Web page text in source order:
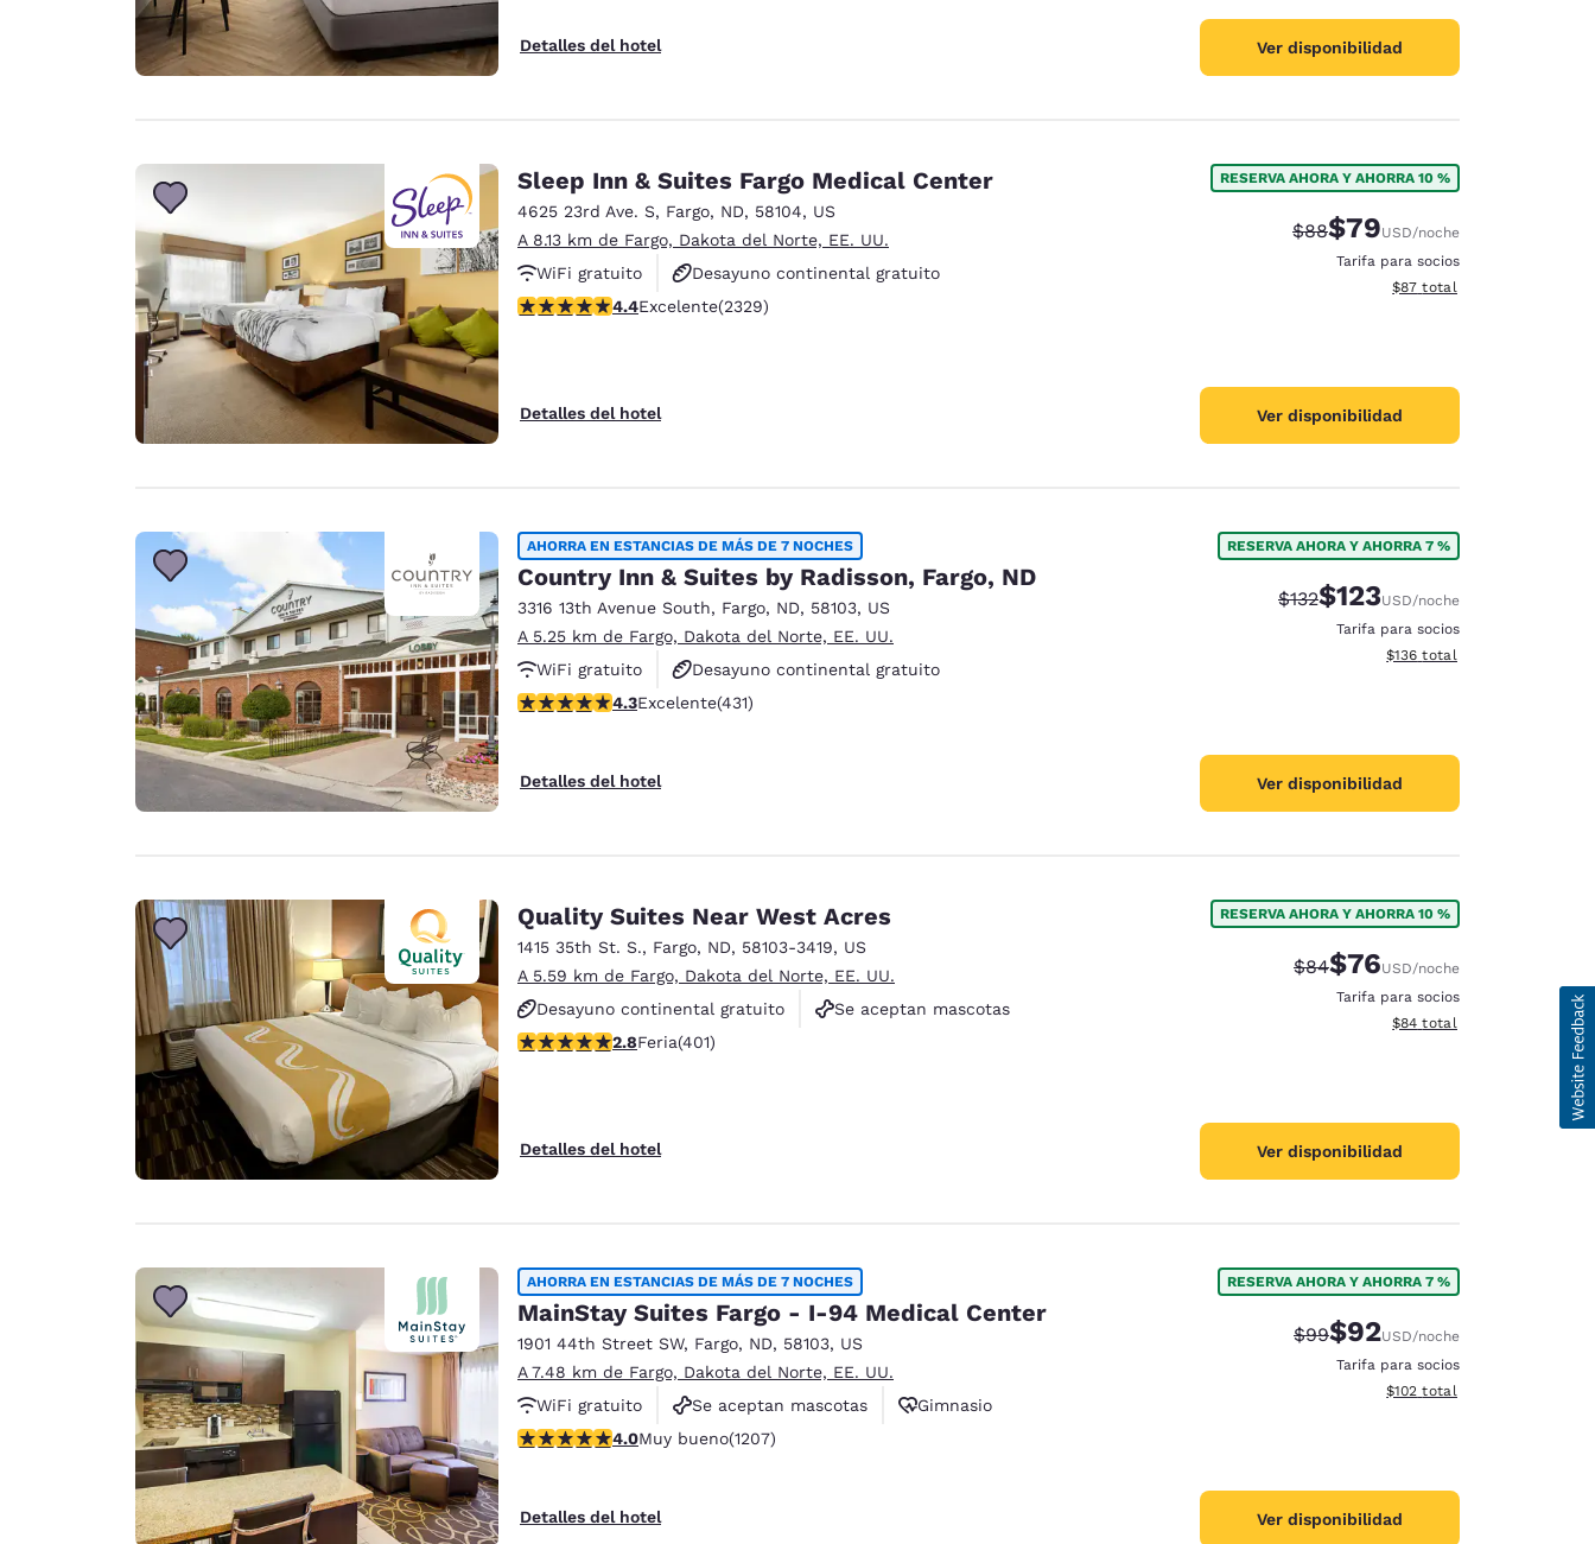
Detalles del hotel Ver disponibilidad
Sleep Inn & Suites Fargo Medical Center
4625 23rd Ave. S, Fargo, ND, 58104, US
A 8.13 km de Fargo, Dakota del Norte, EE. UU.
WiFi gratuito
Desayuno continental gratuito
Desayuno caliente gratis
calificación de 4.41 estrellas. Excelente. 2329 reseñas
4.4Excelente(2329)
Detalles del hotel
RESERVA AHORA Y AHORRA 10 %
Precio tachado:
$88Precio con descuento:
$79USD/noche
Tarifa para socios
Ver detalles del total
$87 total
Ver disponibilidad
AHORRA EN ESTANCIAS DE MÁS DE 7 NOCHES
Country Inn & Suites by Radisson, Fargo, ND
3316 13th Avenue South, Fargo, ND, 58103, US
A 5.25 km de Fargo, Dakota del Norte, EE. UU.
WiFi gratuito
Desayuno continental gratuito
Desayuno caliente gratis
calificación de 4.26 estrellas. Excelente. 431 reseñas
4.3Excelente(431)
Detalles del hotel
RESERVA AHORA Y AHORRA 7 %
Precio tachado:
$132Precio con descuento:
$123USD/noche
Tarifa para socios
Ver detalles del total
$136 total
Ver disponibilidad
Quality Suites Near West Acres
1415 35th St. S., Fargo, ND, 58103-3419, US
A 5.59 km de Fargo, Dakota del Norte, EE. UU.
Desayuno continental gratuito
Se aceptan mascotas
No fumadores
calificación de 2.81 estrellas. Feria. 401 reseñas
2.8Feria(401)
Detalles del hotel
RESERVA AHORA Y AHORRA 10 %
Precio tachado:
$84Precio con descuento:
$76USD/noche
Tarifa para socios
Ver detalles del total
$84 total
Ver disponibilidad
AHORRA EN ESTANCIAS DE MÁS DE 7 NOCHES
MainStay Suites Fargo - I-94 Medical Center
1901 44th Street SW, Fargo, ND, 58103, US
A 7.48 km de Fargo, Dakota del Norte, EE. UU.
WiFi gratuito
Se aceptan mascotas
Gimnasio
calificación de 4 estrellas. Muy bueno. 1207 reseñas
4.0Muy bueno(1207)
Detalles del hotel
RESERVA AHORA Y AHORRA 7 %
Precio tachado:
$99Precio con descuento:
$92USD/noche
Tarifa para socios
Ver detalles del total
$102 total
Ver disponibilidad